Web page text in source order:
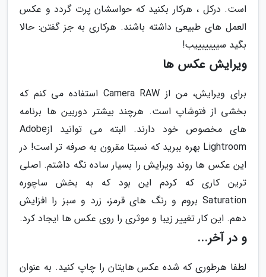
است. درکل ، هرکار بکنید که حواسشان پرت گردد و عکس
العمل های طبیعی داشته باشند. هرکاری به جز گفتن: حالا
بگید سیییییییب!
ویرایش عکس ها
برای ویرایش، من از Camera RAW استفاده می کنم که
بخشی از فتوشاپ است. هرچند بیشتر دوربین ها برنامه
های مخصوص خود دارند. البته می توانید ازAdobe
Lightroom بهره ببرید که نسبتا مقرون به صرفه تر است! در
این عکس ها روند ویرایش را بسیار ساده نگه داشتم. اصلی
ترین کاری که کردم این بود که به بخش ساچوره
Saturation بروم و رنگ های قرمز، زرد و سبز را افزایش
دهم. این کار تغییر زیبا و موثری را روی عکس ها ایجاد کرد.
و در آخر...
لطفا هرطوری که شده عکس هایتان را چاپ کنید. به عنوان